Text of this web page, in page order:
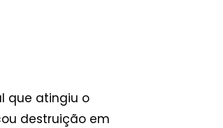
que atingiu o
destruição em